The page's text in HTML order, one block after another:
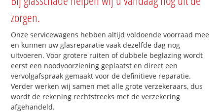
zorgen.
Onze servicewagens hebben altijd voldoende voorraad mee
en kunnen uw glasreparatie vaak dezelfde dag nog
uitvoeren. Voor grotere ruiten of dubbele beglazing wordt
eerst een noodvoorziening geplaatst en direct een
vervolgafspraak gemaakt voor de definitieve reparatie.
Verder werken wij samen met alle grote verzekeraars, dus
wordt de rekening rechtstreeks met de verzekering
afgehandeld.